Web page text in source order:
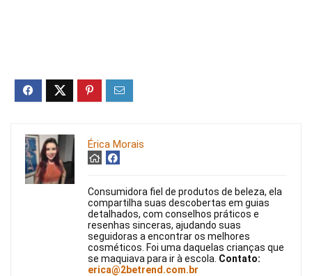
Érica Morais
Consumidora fiel de produtos de beleza, ela
compartilha suas descobertas em guias
detalhados, com conselhos práticos e
resenhas sinceras, ajudando suas
seguidoras a encontrar os melhores
cosméticos. Foi uma daquelas crianças que
se maquiava para ir à escola. Contato:
erica@2betrend.com.br